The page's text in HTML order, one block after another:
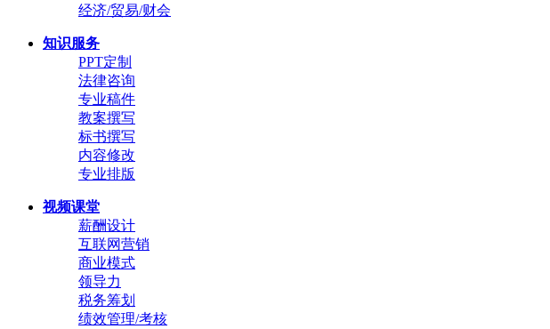
经济/贸易/财会
知识服务
PPT定制
法律咨询
专业稿件
教案撰写
标书撰写
内容修改
专业排版
视频课堂
薪酬设计
互联网营销
商业模式
领导力
税务筹划
绩效管理/考核